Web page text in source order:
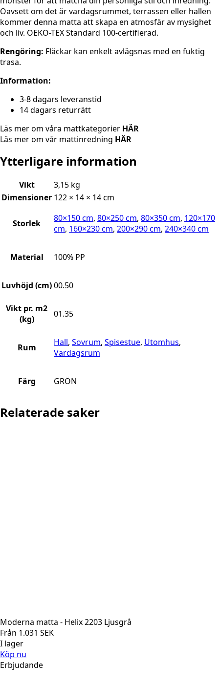
Oavsett om det är vardagsrummet, terrassen eller hallen
kommer denna matta att skapa en atmosfär av mysighet
och liv. OEKO-TEX Standard 100-certifierad.
Rengöring: Fläckar kan enkelt avlägsnas med en fuktig
trasa.
Information:
3-8 dagars leveranstid
14 dagars returrätt
Läs mer om våra mattkategorier HÄR
Läs mer om vår mattinredning HÄR
Ytterligare information
Vikt
3,15 kg
Dimensioner 122 × 14 × 14 cm
Storlek 80×150 cm, 80×250 cm, 80×350 cm, 120×170
cm, 160×230 cm, 200×290 cm, 240×340 cm
Material 100% PP
Luvhöjd (cm)00.50
Vikt pr. m2
(kg)
01.35
Rum Hall, Sovrum, Spisestue, Utomhus,
Vardagsrum
Färg GRÖN
Relaterade saker
Moderna matta - Helix 2203 Ljusgrå
Från 1.031 SEK
I lager
Köp nu
Erbjudande